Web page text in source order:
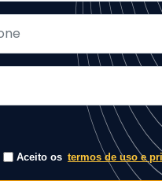
Aceito os termos de uso e